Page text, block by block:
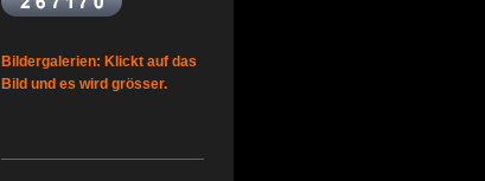
Bildergalerien: Klickt auf das
Bild und es wird grösser.